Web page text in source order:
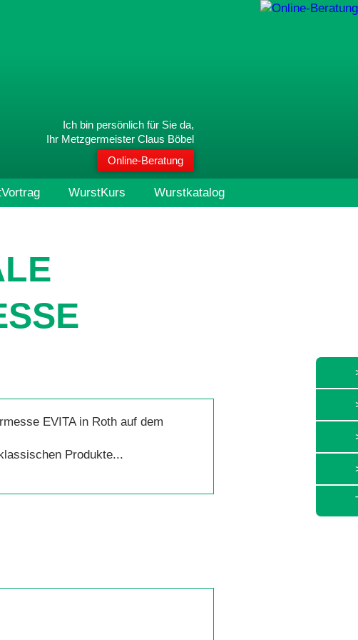
Ich bin persönlich für Sie da,
Ihr Metzgermeister Claus Böbel
Online-Beratung
WurstKurs Wurstkatalog
EVITA in Roth auf dem
Produkte...